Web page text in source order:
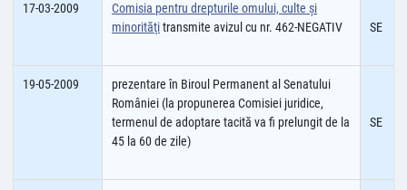
17-03-2009
Comisia pentru drepturile omului, culte şi
minorităţitransmite avizul cu nr. 462-NEGATIV SE
19-05-2009
prezentare în Biroul Permanent al Senatului
României (la propunerea Comisiei juridice,
termenul de adoptare tacită va fi prelungit de la
45 la 60 de zile)
SE